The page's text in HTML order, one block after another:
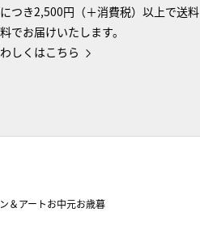
つき2,500円（＋消費税）以上で送料
でお届けいたします。
しくはこちら
＆アートお中元お歳暮